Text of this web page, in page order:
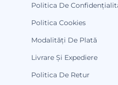
Politica De
Politica Cookies
Modalități De Plată
Livrare Și Expediere
Politica De Retur